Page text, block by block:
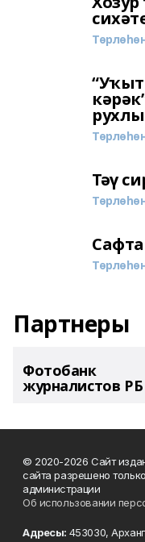
Тәү
Партнеры
Фотобанк
журналистов РБ
© 2020-2026 Сайт
сайта разрешено
администрации
Об использовании
Адресы: 453030,